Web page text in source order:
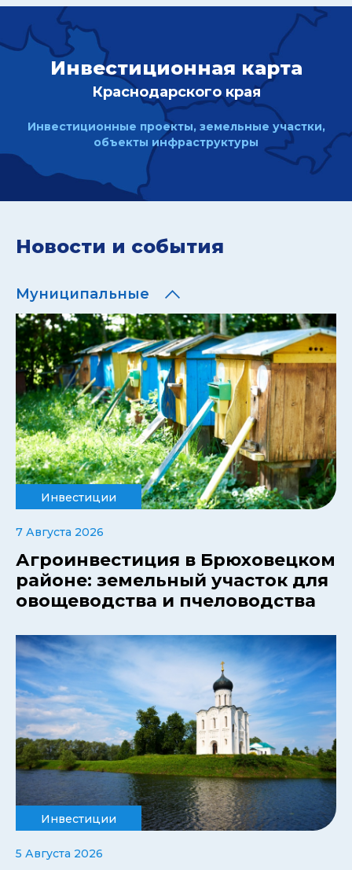
Инвестиционная карта
Краснодарского края
Инвестиционные проекты, земельные участки,
объекты инфраструктуры
Новости и события
Муниципальные
Инвестиции
7 Августа 2026
Агроинвестиция в Брюховецком
районе: земельный участок для
овощеводства и пчеловодства
Инвестиции
5 Августа 2026